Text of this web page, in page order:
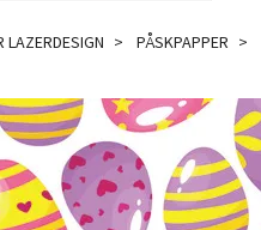
LAZERDESIGN PÅSKPAPPER